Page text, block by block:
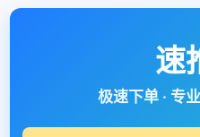
速
极速下单 · 专